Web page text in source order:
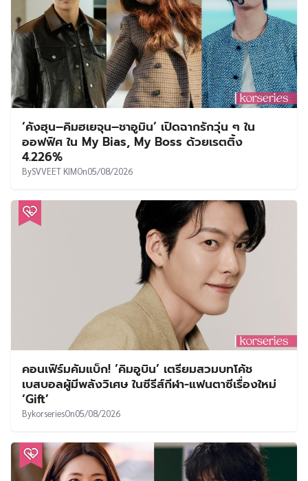
‘คังฮุน–คิมฮเยจุน–ชาอูมิน’ เปิดฉากรักวุ่น ๆ ใน
ออฟฟิศ ใน My Bias, My Boss ด้วยเรตติ้ง
4.226%
BySVVEET KIMOn05/08/2026
คอนเฟิร์มคัมแบ็ก! ‘คิมอูบิน’ เตรียมสวมบทโค้ช
เบสบอลผู้มีพลังวิเศษ ในซีรีส์กีฬา-แฟนตาซีเรื่องใหม่
‘Gift’
BykorseriesOn05/08/2026